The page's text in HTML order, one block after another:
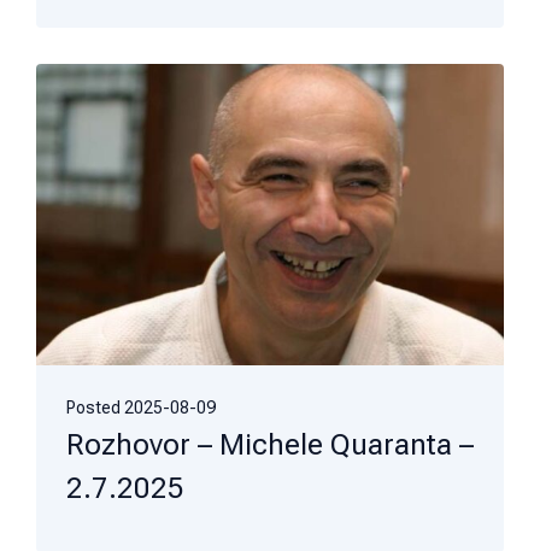
Posted 2025-08-09
Rozhovor – Michele Quaranta –
2.7.2025